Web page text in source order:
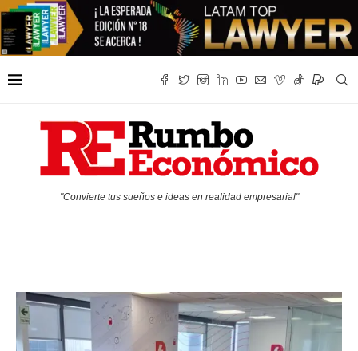
"Convierte tus sueños e ideas en realidad empresarial"